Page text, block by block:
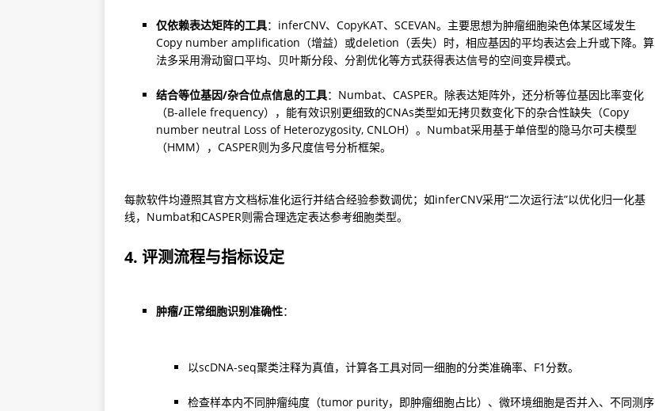
仅依赖表达矩阵的工具：inferCNV、CopyKAT、SCEVAN。主要思想为肿瘤细胞染色体某区域发生
Copy number amplification（增益）或deletion（丢失）时，相应基因的平均表达会上升或下降。算
法多采用滑动窗口平均、贝叶斯分段、分割优化等方式获得表达信号的空间变异模式。
结合等位基因/杂合位点信息的工具：Numbat、CASPER。除表达矩阵外，还分析等位基因比率变化
（B-allele frequency），能有效识别更细致的CNAs类型如无拷贝数变化下的杂合性缺失（Copy
number neutral Loss of Heterozygosity, CNLOH）。Numbat采用基于单倍型的隐马尔可夫模型
（HMM），CASPER则为多尺度信号分析框架。
每款软件均遵照其官方文档标准化运行并结合经验参数调优；如inferCNV采用“二次运行法”以优化归一化基
线，Numbat和CASPER则需合理选定表达参考细胞类型。
4. 评测流程与指标设定
肿瘤/正常细胞识别准确性：
以scDNA-seq聚类注释为真值，计算各工具对同一细胞的分类准确率、F1分数。
检查样本内不同肿瘤纯度（tumor purity，即肿瘤细胞占比）、微环境细胞是否并入、不同测序